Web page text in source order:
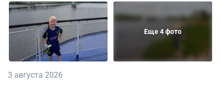
Еще 4 фото
3 августа 2026